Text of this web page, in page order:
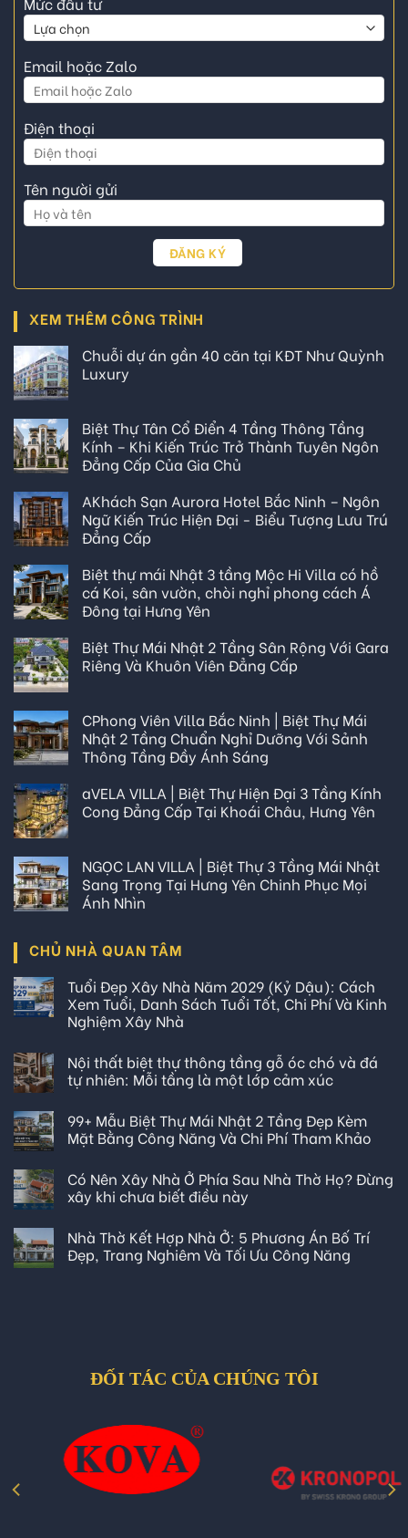
Email hoặc Zalo
Điện thoại
Tên người gửi
XEM THÊM CÔNG TRÌNH
Chuỗi dự án gần 40 căn tại KĐT Như Quỳnh
Luxury
Biệt Thự Tân Cổ Điển 4 Tầng Thông Tầng
Kính – Khi Kiến Trúc Trở Thành Tuyên Ngôn
Đẳng Cấp Của Gia Chủ
AKhách Sạn Aurora Hotel Bắc Ninh – Ngôn
Ngữ Kiến Trúc Hiện Đại - Biểu Tượng Lưu Trú
Đẳng Cấp
Biệt thự mái Nhật 3 tầng Mộc Hi Villa có hồ
cá Koi, sân vườn, chòi nghỉ phong cách Á
Đông tại Hưng Yên
Biệt Thự Mái Nhật 2 Tầng Sân Rộng Với Gara
Riêng Và Khuôn Viên Đẳng Cấp
CPhong Viên Villa Bắc Ninh | Biệt Thự Mái
Nhật 2 Tầng Chuẩn Nghỉ Dưỡng Với Sảnh
Thông Tầng Đầy Ánh Sáng
aVELA VILLA | Biệt Thự Hiện Đại 3 Tầng Kính
Cong Đẳng Cấp Tại Khoái Châu, Hưng Yên
NGỌC LAN VILLA | Biệt Thự 3 Tầng Mái Nhật
Sang Trọng Tại Hưng Yên Chinh Phục Mọi
Ánh Nhìn
CHỦ NHÀ QUAN TÂM
Tuổi Đẹp Xây Nhà Năm 2029 (Kỷ Dậu): Cách
Xem Tuổi, Danh Sách Tuổi Tốt, Chi Phí Và Kinh
Nghiệm Xây Nhà
Nội thất biệt thự thông tầng gỗ óc chó và đá
tự nhiên: Mỗi tầng là một lớp cảm xúc
99+ Mẫu Biệt Thự Mái Nhật 2 Tầng Đẹp Kèm
Mặt Bằng Công Năng Và Chi Phí Tham Khảo
Có Nên Xây Nhà Ở Phía Sau Nhà Thờ Họ? Đừng
xây khi chưa biết điều này
Nhà Thờ Kết Hợp Nhà Ở: 5 Phương Án Bố Trí
Đẹp, Trang Nghiêm Và Tối Ưu Công Năng
ĐỐI TÁC CỦA CHÚNG TÔI